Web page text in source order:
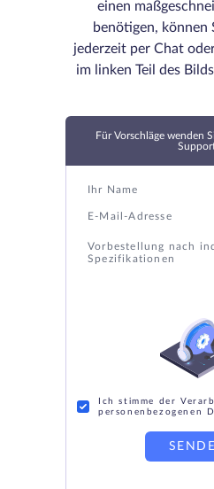
einen
benötigen, können
jederzeit per Chat
im linken Teil des
Für Vorschläge wenden
Ich stimme der
personenbezogenen